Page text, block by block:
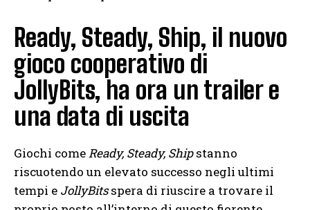
Ready, Steady, Ship, il nuovo
gioco cooperativo di
JollyBits, ha ora un trailer e
una data di uscita
Giochi comeReady, Steady, Shipstanno
riscuotendo un elevato successo negli ultimi
tempi e JollyBitsspera di riuscire a trovare il